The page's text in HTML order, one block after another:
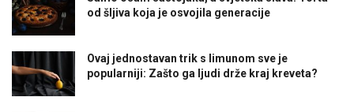
od šljiva koja je osvojila generacije
Ovaj jednostavan trik s limunom sve je
popularniji: Zašto ga ljudi drže kraj kreveta?